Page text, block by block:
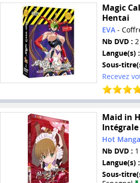
Magic
Hentai
EVA-
Nb DVD :
Langue(s) :
Sous-
Recevez
Maid in
Intégrale
Hot Manga
Nb DVD :
Langue(s) :
Sous-